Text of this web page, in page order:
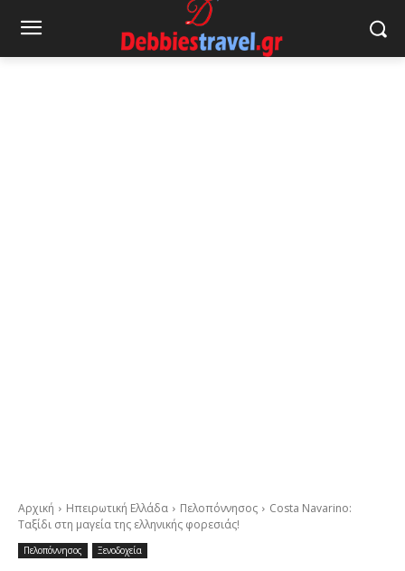
Αρχική Ηπειρωτική Ελλάδα Πελοπόννησος
Costa Navarino:
Ταξίδι στη μαγεία της ελληνικής φορεσιάς!
Πελοπόννησος Ξενοδοχεία